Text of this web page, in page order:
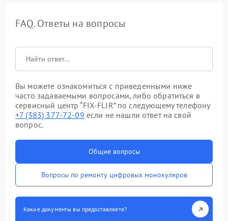
FAQ. Ответы на вопросы
Вы можете ознакомиться с приведенными ниже
часто задаваемыми вопросами, либо обратиться в
сервисный центр “FIX-FLIR” по следующему телефону
+7 (383) 377-72-09 если не нашли ответ на свой
вопрос.
Общие вопросы
Вопросы по ремонту цифровых монокуляров
Какие документы вы предоставляете?